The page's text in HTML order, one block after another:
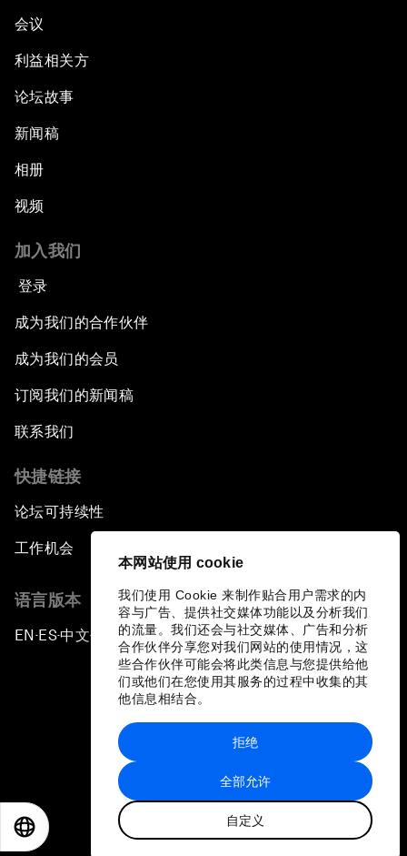
本网站使用 cookie
我们使用 Cookie 来制作贴合用户需求的内
容与广告、提供社交媒体功能以及分析我们
的流量。我们还会与社交媒体、广告和分析
合作伙伴分享您对我们网站的使用情况，这
些合作伙伴可能会将此类信息与您提供给他
们或他们在您使用其服务的过程中收集的其
他信息相结合。
全部允许
自定义
拒绝
会议
利益相关方
论坛故事
新闻稿
相册
视频
加入我们
登录
成为我们的合作伙伴
成为我们的会员
订阅我们的新闻稿
联系我们
快捷链接
论坛可持续性
工作机会
语言版本
EN ▪ES▪中文▪ 日本語
站点地图
世界经济论坛